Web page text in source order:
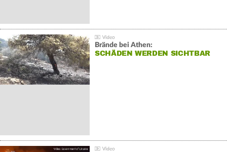
Brände bei Athen:
SCHÄDEN WERDEN SICHTBAR